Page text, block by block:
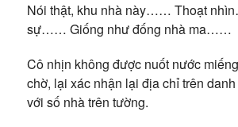
Nói thật, khu nhà này…… Thoạt
sự…… Giống như đống nhà ma……
Cô nhịn không được nuốt nước
chờ, lại xác nhận lại địa chỉ trên
với số nhà trên tường.